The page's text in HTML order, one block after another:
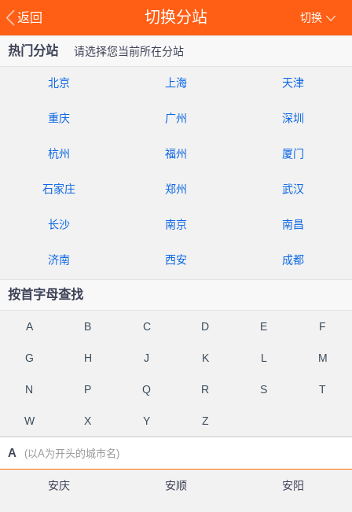
返回 切换
切换分站
热门分站 请选择您当前所在分站
北京 上海 天津
重庆 广州 深圳
杭州 福州 厦门
石家庄 郑州 武汉
长沙 南京 南昌
济南 西安 成都
按首字母查找
A B C D E F
G H J K L M
N P Q R S T
W X Y Z
A (以A为开头的城市名)
安庆 安顺 安阳